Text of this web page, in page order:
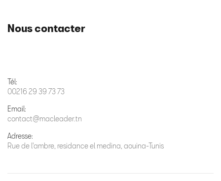
Nous contacter
Tél:
00216 29 39 73 73
Email:
contact@macleader.tn
Adresse:
Rue de l'ambre, residance el medina, aouina-Tunis